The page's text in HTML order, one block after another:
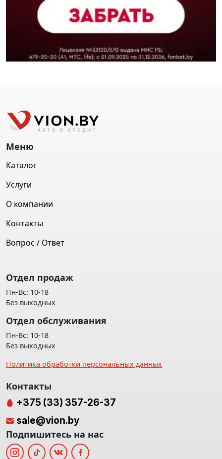
Меню
Каталог
Услуги
О компании
Контакты
Вопрос / Ответ
Отдел продаж
Пн-Вс: 10-18
Без выходных
Отдел обслуживания
Пн-Вс: 10-18
Без выходных
Политика обработки персональных данных
Контакты
+375 (33) 357-26-37
sale@vion.by
Подпишитесь на нас